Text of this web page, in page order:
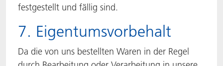
festgestellt und fällig sind.
7. Eigentumsvorbehalt
Da die von uns bestellten Waren in der Regel